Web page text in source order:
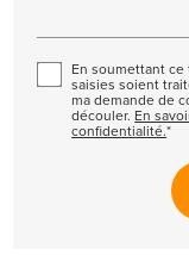
En soumettant
saisies soient
ma demande de
découler. En
confidentialité.*